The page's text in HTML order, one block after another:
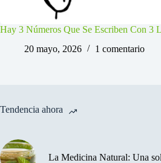
Hay 3 Números Que Se Escriben Con 3
20 mayo, 2026
1 comentario
Tendencia ahora
La Medicina Natural: Una